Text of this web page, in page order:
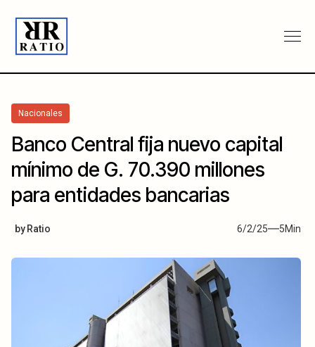
Nacionales
Banco Central fija nuevo capital
mínimo de G. 70.390 millones
para entidades bancarias
by Ratio 6/2/25 5Min